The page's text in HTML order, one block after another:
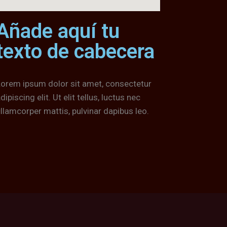
aquí tu
de cabecera
ipsum dolor sit amet, consectetur
elit. Ut elit tellus, luctus nec
mattis, pulvinar dapibus leo.